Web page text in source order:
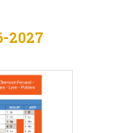
2027